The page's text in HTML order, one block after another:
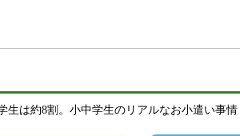
生は約8割。小中学生のリアルなお小遣い事情